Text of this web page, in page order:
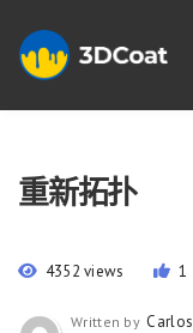
重新拓扑
4352 views 1
Written by Carlos